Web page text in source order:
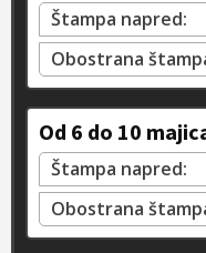
Štampa napred:
Obostrana
Od 6 do 10
Štampa napred:
Obostrana